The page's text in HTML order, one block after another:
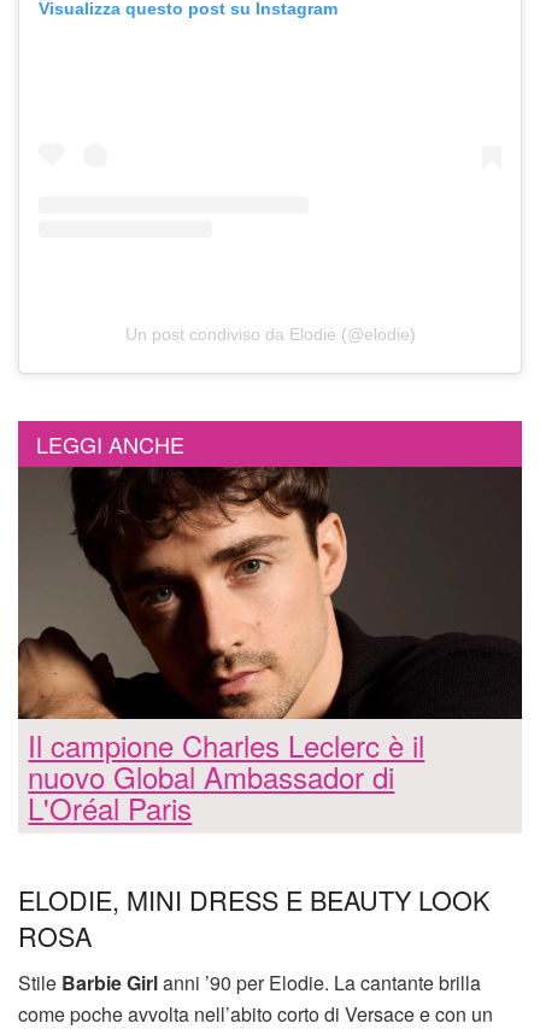
Visualizza questo post su Instagram
Un post condiviso da Elodie (@elodie)
LEGGI ANCHE
Il campione Charles Leclerc è il
nuovo Global Ambassador di
L'Oréal Paris
ELODIE, MINI DRESS E BEAUTY LOOK
ROSA
Stile Barbie Girlanni ’90 per Elodie. La cantante brilla
come poche avvolta nell’abito corto di Versace e con un